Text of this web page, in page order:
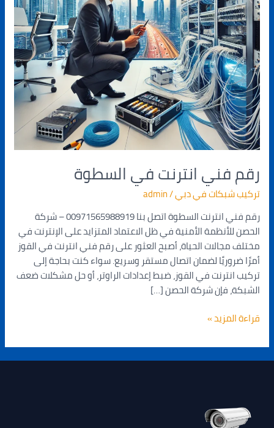
رقم فني انترنت في السطوة
تركيب شبكات في دبي/
admin
رقم فني انترنت السطوة اتصل بنا 00971565988919 – شركة
الحصن للأنظمة الأمنية في ظل الاعتماد المتزايد على الإنترنت في
مختلف مجالات الحياة، أصبح العثور على رقم فني انترنت في القوز
أمرًا ضروريًا لضمان اتصال مستقر وسريع. سواء كنت بحاجة إلى
تركيب انترنت في القوز، ضبط إعدادات الراوتر، أو حل مشكلات ضعف
الشبكة، فإن شركة الحصن […]
قراءة المزيد »